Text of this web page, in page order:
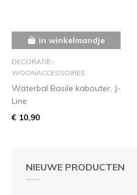
NIEUWE PRODUCTEN
in winkelmandje
DECORATIE-
WOONACCESSOIRES
Waterbal Basile kabouter, J-
Line
€ 10,90